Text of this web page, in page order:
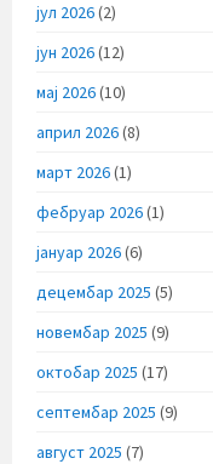
јул 2026(2)
јун 2026(12)
мај 2026(10)
април 2026(8)
март 2026(1)
фебруар 2026(1)
јануар 2026(6)
децембар 2025 (5)
новембар 2025 (9)
октобар 2025 (17)
септембар 2025 (9)
август 2025 (7)